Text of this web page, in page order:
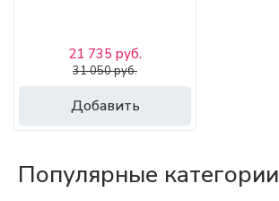
Добавить
21 735 руб.
31 050 руб.
Популярные категории